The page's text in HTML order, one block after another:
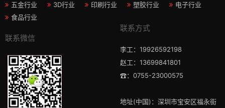
五金行业 3D行业 印刷行业 塑胶行业
电子行业
食品行业
联系微信
联系方式
李工：19926592198
赵工：13699841801
☎：0755-23000575
地址(中国)：深圳市宝安区福永街